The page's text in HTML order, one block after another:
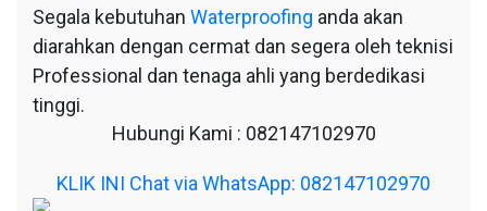
Segala kebutuhan Waterproofing anda akan
diarahkan dengan cermat dan segera oleh teknisi
Professional dan tenaga ahli yang berdedikasi
tinggi.
Hubungi Kami : 082147102970
KLIK INI Chat via WhatsApp: 082147102970